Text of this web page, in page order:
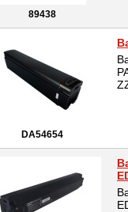
89438
DA54654